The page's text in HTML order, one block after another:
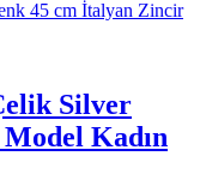
Silver
Kadın